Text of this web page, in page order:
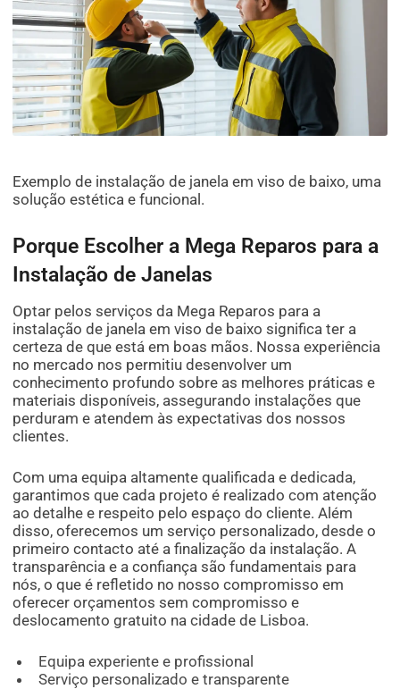
Exemplo de instalação de janela em viso de baixo, uma
solução estética e funcional.
Porque Escolher a Mega Reparos para a
Instalação de Janelas
Optar pelos serviços da Mega Reparos para a
instalação de janela em viso de baixo significa ter a
certeza de que está em boas mãos. Nossa experiência
no mercado nos permitiu desenvolver um
conhecimento profundo sobre as melhores práticas e
materiais disponíveis, assegurando instalações que
perduram e atendem às expectativas dos nossos
clientes.
Com uma equipa altamente qualificada e dedicada,
garantimos que cada projeto é realizado com atenção
ao detalhe e respeito pelo espaço do cliente. Além
disso, oferecemos um serviço personalizado, desde o
primeiro contacto até a finalização da instalação. A
transparência e a confiança são fundamentais para
nós, o que é refletido no nosso compromisso em
oferecer orçamentos sem compromisso e
deslocamento gratuito na cidade de Lisboa.
Equipa experiente e profissional
Serviço personalizado e transparente